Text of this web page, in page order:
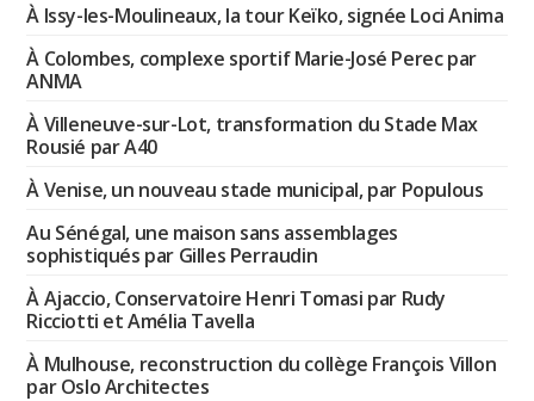
À Issy-les-Moulineaux, la tour Keïko, signée Loci Anima
À Colombes, complexe sportif Marie-José Perec par
ANMA
À Villeneuve-sur-Lot, transformation du Stade Max
Rousié par A40
À Venise, un nouveau stade municipal, par Populous
Au Sénégal, une maison sans assemblages
sophistiqués par Gilles Perraudin
À Ajaccio, Conservatoire Henri Tomasi par Rudy
Ricciotti et Amélia Tavella
À Mulhouse, reconstruction du collège François Villon
par Oslo Architectes